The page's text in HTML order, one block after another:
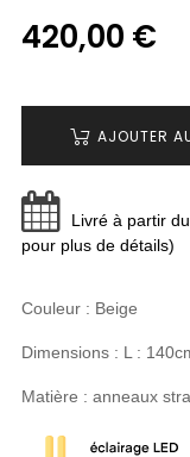
420,00 €
AJOUTER
Livré à partir
pour plus de détails)
Couleur : Beige
Dimensions : L :
Matière : anneaux